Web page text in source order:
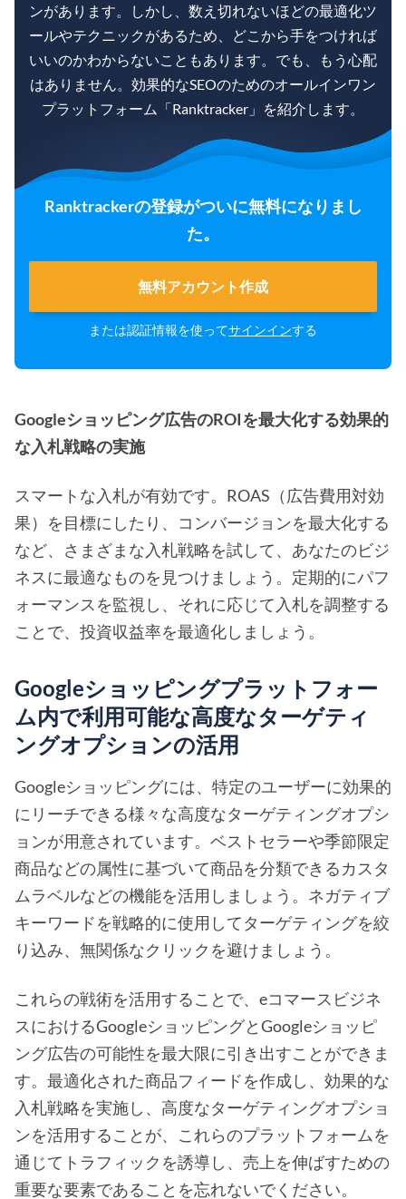
ンがあります。しかし、数え切れないほどの最適化ツ
ールやテクニックがあるため、どこから手をつければ
いいのかわからないこともあります。でも、もう心配
はありません。効果的なSEOのためのオールインワン
プラットフォーム「Ranktracker」を紹介します。
Ranktrackerの登録がついに無料になりまし
た。
無料アカウント作成
または認証情報を使ってサインインする
Googleショッピング広告のROIを最大化する効果的
な入札戦略の実施
スマートな入札が有効です。ROAS（広告費用対効
果）を目標にしたり、コンバージョンを最大化する
など、さまざまな入札戦略を試して、あなたのビジ
ネスに最適なものを見つけましょう。定期的にパフ
ォーマンスを監視し、それに応じて入札を調整する
ことで、投資収益率を最適化しましょう。
Googleショッピングプラットフォー
ム内で利用可能な高度なターゲティ
ングオプションの活用
Googleショッピングには、特定のユーザーに効果的
にリーチできる様々な高度なターゲティングオプシ
ョンが用意されています。ベストセラーや季節限定
商品などの属性に基づいて商品を分類できるカスタ
ムラベルなどの機能を活用しましょう。ネガティブ
キーワードを戦略的に使用してターゲティングを絞
り込み、無関係なクリックを避けましょう。
これらの戦術を活用することで、eコマースビジネ
スにおけるGoogleショッピングとGoogleショッピ
ング広告の可能性を最大限に引き出すことができま
す。最適化された商品フィードを作成し、効果的な
入札戦略を実施し、高度なターゲティングオプショ
ンを活用することが、これらのプラットフォームを
通じてトラフィックを誘導し、売上を伸ばすための
重要な要素であることを忘れないでください。